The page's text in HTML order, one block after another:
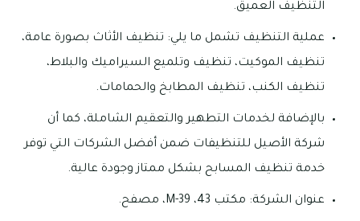
التنظيف العميق.
عملية التنظيف تشمل ما يلي: تنظيف الأثاث بصورة عامة،
تنظيف الموكيت، تنظيف وتلميع السيراميك والبلاط،
تنظيف الكنب، تنظيف المطابخ والحمامات.
بالإضافة لخدمات التطهير والتعقيم الشاملة، كما أن
شركة الأصيل للتنظيفات ضمن أفضل الشركات التي توفر
خدمة تنظيف المسابح بشكل ممتاز وجودة عالية.
عنوان الشركة: مكتب 43، M-39، مصفح.